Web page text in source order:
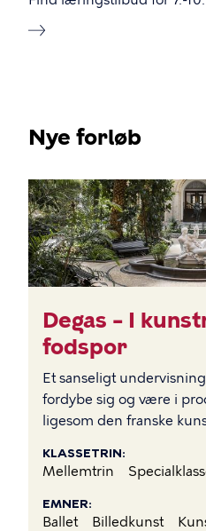
Nye forløb
BILLEDE
Degas – I
fodspor
Et sanseligt
fordybe sig og være i
ligesom den franske
KLASSETRIN
Mellemtrin
EMNER
Ballet Billedkunst